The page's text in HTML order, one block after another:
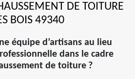
DE TOITURE
BOIS 49340
équipe d’artisans au lieu
dans le cadre
de toiture ?